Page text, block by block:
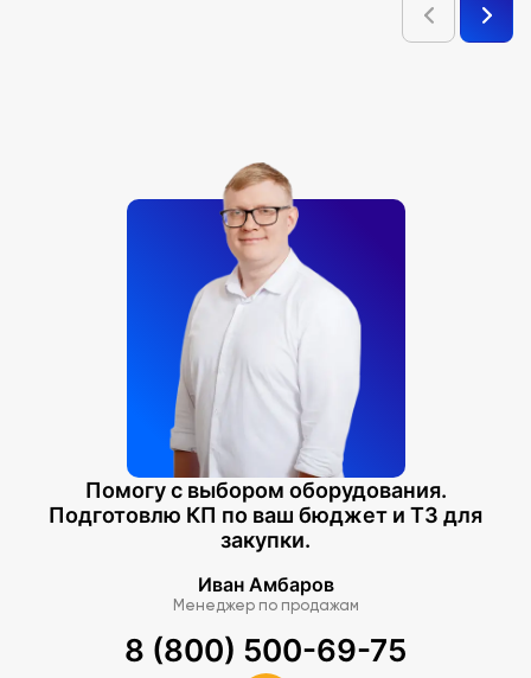
Учебных классов колледжей и профильных лицеев
Помогу с выбором оборудования.
Подготовлю КП по ваш бюджет и ТЗ для
закупки.
Иван Амбаров
Менеджер по продажам
8 (800) 500-69-75